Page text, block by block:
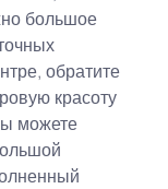
большое
обратите
красоту
можете